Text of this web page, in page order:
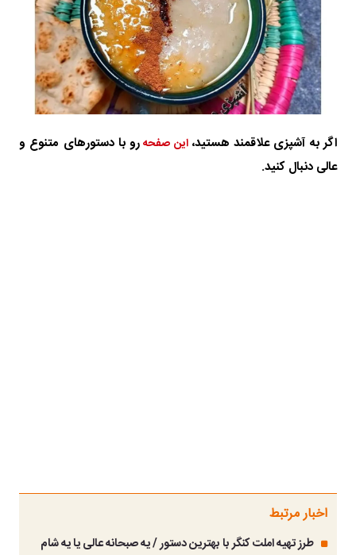
اگر به آشپزی علاقمند هستید،این صفحهرو با دستورهای متنوع و
عالی دنبال کنید.
اخبار مرتبط
طرز تهیه املت کنگر با بهترین دستور / یه صبحانه عالی یا یه شام